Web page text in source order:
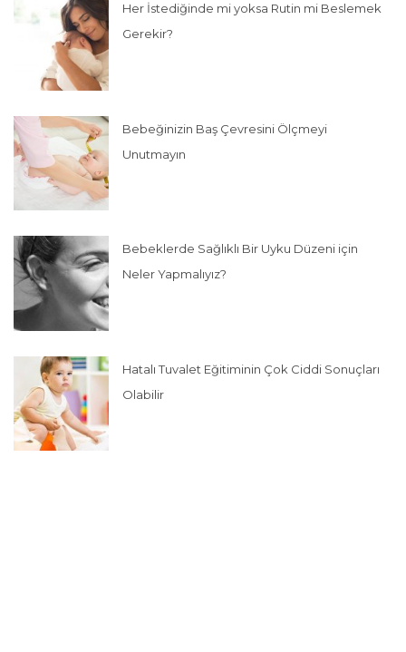
Her İstediğinde mi yoksa Rutin mi Beslemek
Gerekir?
Bebeğinizin Baş Çevresini Ölçmeyi
Unutmayın
Bebeklerde Sağlıklı Bir Uyku Düzeni için
Neler Yapmalıyız?
Hatalı Tuvalet Eğitiminin Çok Ciddi Sonuçları
Olabilir